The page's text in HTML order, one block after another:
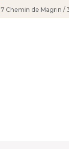
7 Chemin de Magrin /